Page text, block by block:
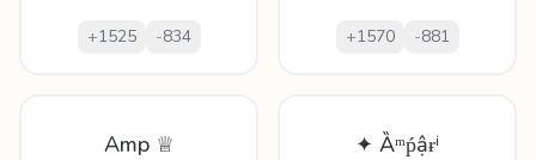
+1525 -834 +1570 -881
Amp ♕ ✦ Ȁᵐṕậɍⁱ